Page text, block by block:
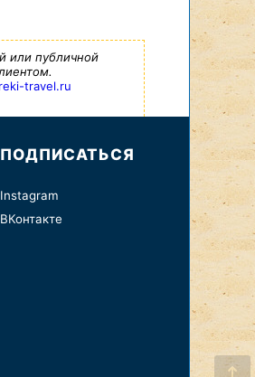
или публичной
travel.ru
ПОДПИСАТЬСЯ
Instagram
ВКонтакте